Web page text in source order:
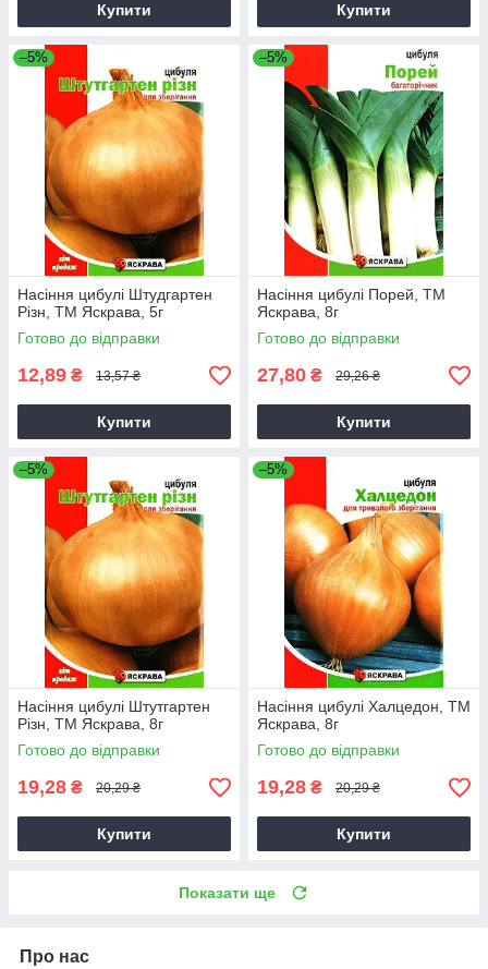
Купити Купити
–5%
Насіння цибулі Штудгартен
Різн, ТМ Яскрава, 5г
Готово до відправки
12,89 ₴ 13,57 ₴
Купити
–5%
Насіння цибулі Порей, ТМ
Яскрава, 8г
Готово до відправки
27,80 ₴ 29,26 ₴
Купити
–5%
Насіння цибулі Штутгартен
Різн, ТМ Яскрава, 8г
Готово до відправки
19,28 ₴ 20,29 ₴
Купити
–5%
Насіння цибулі Халцедон, ТМ
Яскрава, 8г
Готово до відправки
19,28 ₴ 20,29 ₴
Купити
Показати ще
Про нас